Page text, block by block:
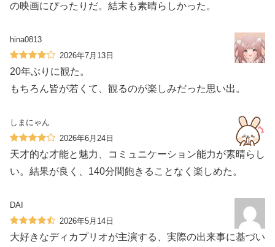
の映画にぴったりだ。結末も素晴らしかった。
hina0813
2026年7月13日
20年ぶりに観た。
もちろん皆が若くて、観るのが楽しみだった思い出。
しまにゃん
2026年6月24日
天才的な才能と魅力、コミュニケーション能力が素晴らし
い。結果が良く、140分間飽きることなく楽しめた。
DAI
2026年5月14日
大好きなディカプリオが主演する、実際の出来事に基づい